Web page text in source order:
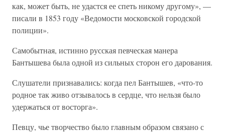
как, может быть, не удастся ее спеть никому другому», —
писали в 1853 году «Ведомости московской городской
полиции».
Самобытная, истинно русская певческая манера
Бантышева была одной из сильных сторон его дарования.
Слушатели признавались: когда пел Бантышев, «что-то
родное так живо отзывалось в сердце, что нельзя было
удержаться от восторга».
Певцу, чье творчество было главным образом связано с